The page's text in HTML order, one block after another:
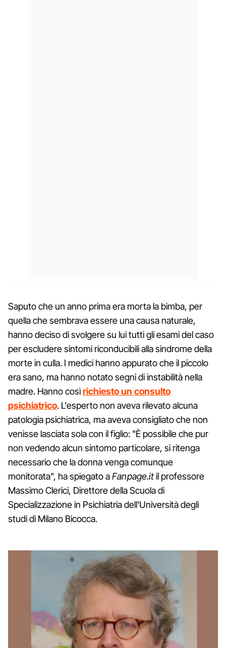
Saputo che un anno prima era morta la bimba, per
quella che sembrava essere una causa naturale,
hanno deciso di svolgere su lui tutti gli esami del caso
per escludere sintomi riconducibili alla sindrome della
morte in culla. I medici hanno appurato che il piccolo
era sano, ma hanno notato segni di instabilità nella
madre. Hanno cosìrichiesto un consulto
psichiatrico. L'esperto non aveva rilevato alcuna
patologia psichiatrica, ma aveva consigliato che non
venisse lasciata sola con il figlio: "È possibile che pur
non vedendo alcun sintomo particolare, si ritenga
necessario che la donna venga comunque
monitorata", ha spiegato aFanpage.itil professore
Massimo Clerici, Direttore della Scuola di
Specializzazione in Psichiatria dell'Università degli
studi di Milano Bicocca.